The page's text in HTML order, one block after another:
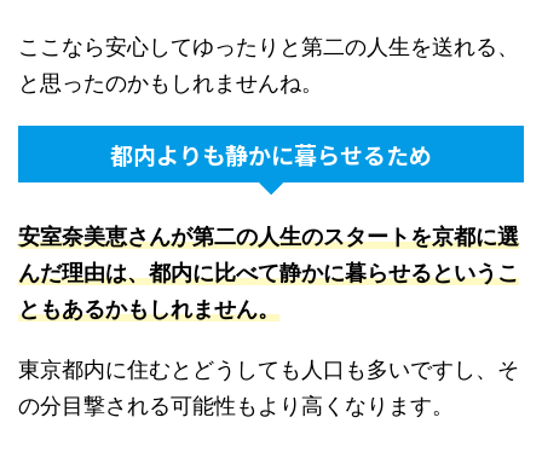
ここなら安心してゆったりと第二の人生を送れる、
と思ったのかもしれませんね。
都内よりも静かに暮らせるため
安室奈美恵さんが第二の人生のスタートを京都に選
んだ理由は、都内に比べて静かに暮らせるというこ
ともあるかもしれません。
東京都内に住むとどうしても人口も多いですし、そ
の分目撃される可能性もより高くなります。